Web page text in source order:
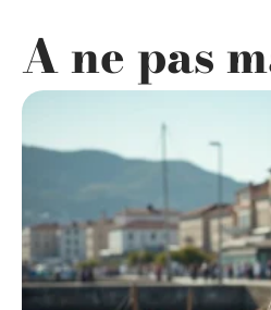
A ne pas